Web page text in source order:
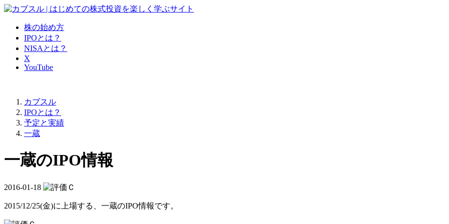
株の始め方
IPOとは？
NISAとは？
X
YouTube
カブスル
IPOとは？
予定と実績
一蔵
一蔵のIPO情報
2016-01-18
2015/12/25(金)に上場する、 一蔵のIPO情報です。